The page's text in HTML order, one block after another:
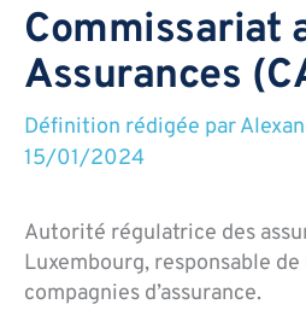
Commissariat
Assurances
Définition rédigée par
15/01/2024
Autorité régulatrice des
Luxembourg, responsable
compagnies d’assurance.